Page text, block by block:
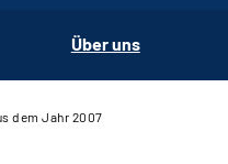
Über uns
dem Jahr 2007